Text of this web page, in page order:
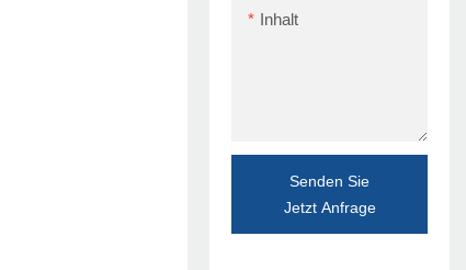
Inhalt
Senden Sie
Jetzt Anfrage